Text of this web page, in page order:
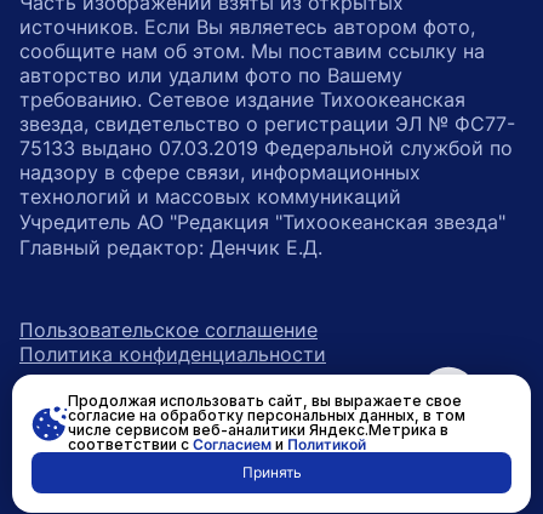
источников. Если Вы являетесь автором фото,
сообщите нам об этом. Мы поставим ссылку на
авторство или удалим фото по Вашему
требованию. Сетевое издание Тихоокеанская
звезда, свидетельство о регистрации ЭЛ № ФС77-
75133 выдано 07.03.2019 Федеральной службой по
надзору в сфере связи, информационных
технологий и массовых коммуникаций
Учредитель АО "Редакция "Тихоокеанская звезда"
Главный редактор: Денчик Е.Д.
Пользовательское соглашение
Политика конфиденциальности
ссылка на главную
возрастное ограничение 16+
ссылка на страницу в Вконтакте
ссылка на страницу в
ссылка на канал в
Разработано в
Продолжая использовать сайт, вы выражаете свое
согласие на обработку персональных данных, в том
числе сервисом веб-аналитики Яндекс.Метрика в
соответствии с Согласиеми Политикой
Принять